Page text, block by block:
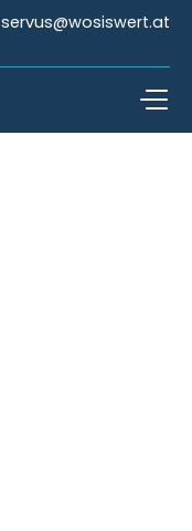
Icon Email
servus@wosiswert.at